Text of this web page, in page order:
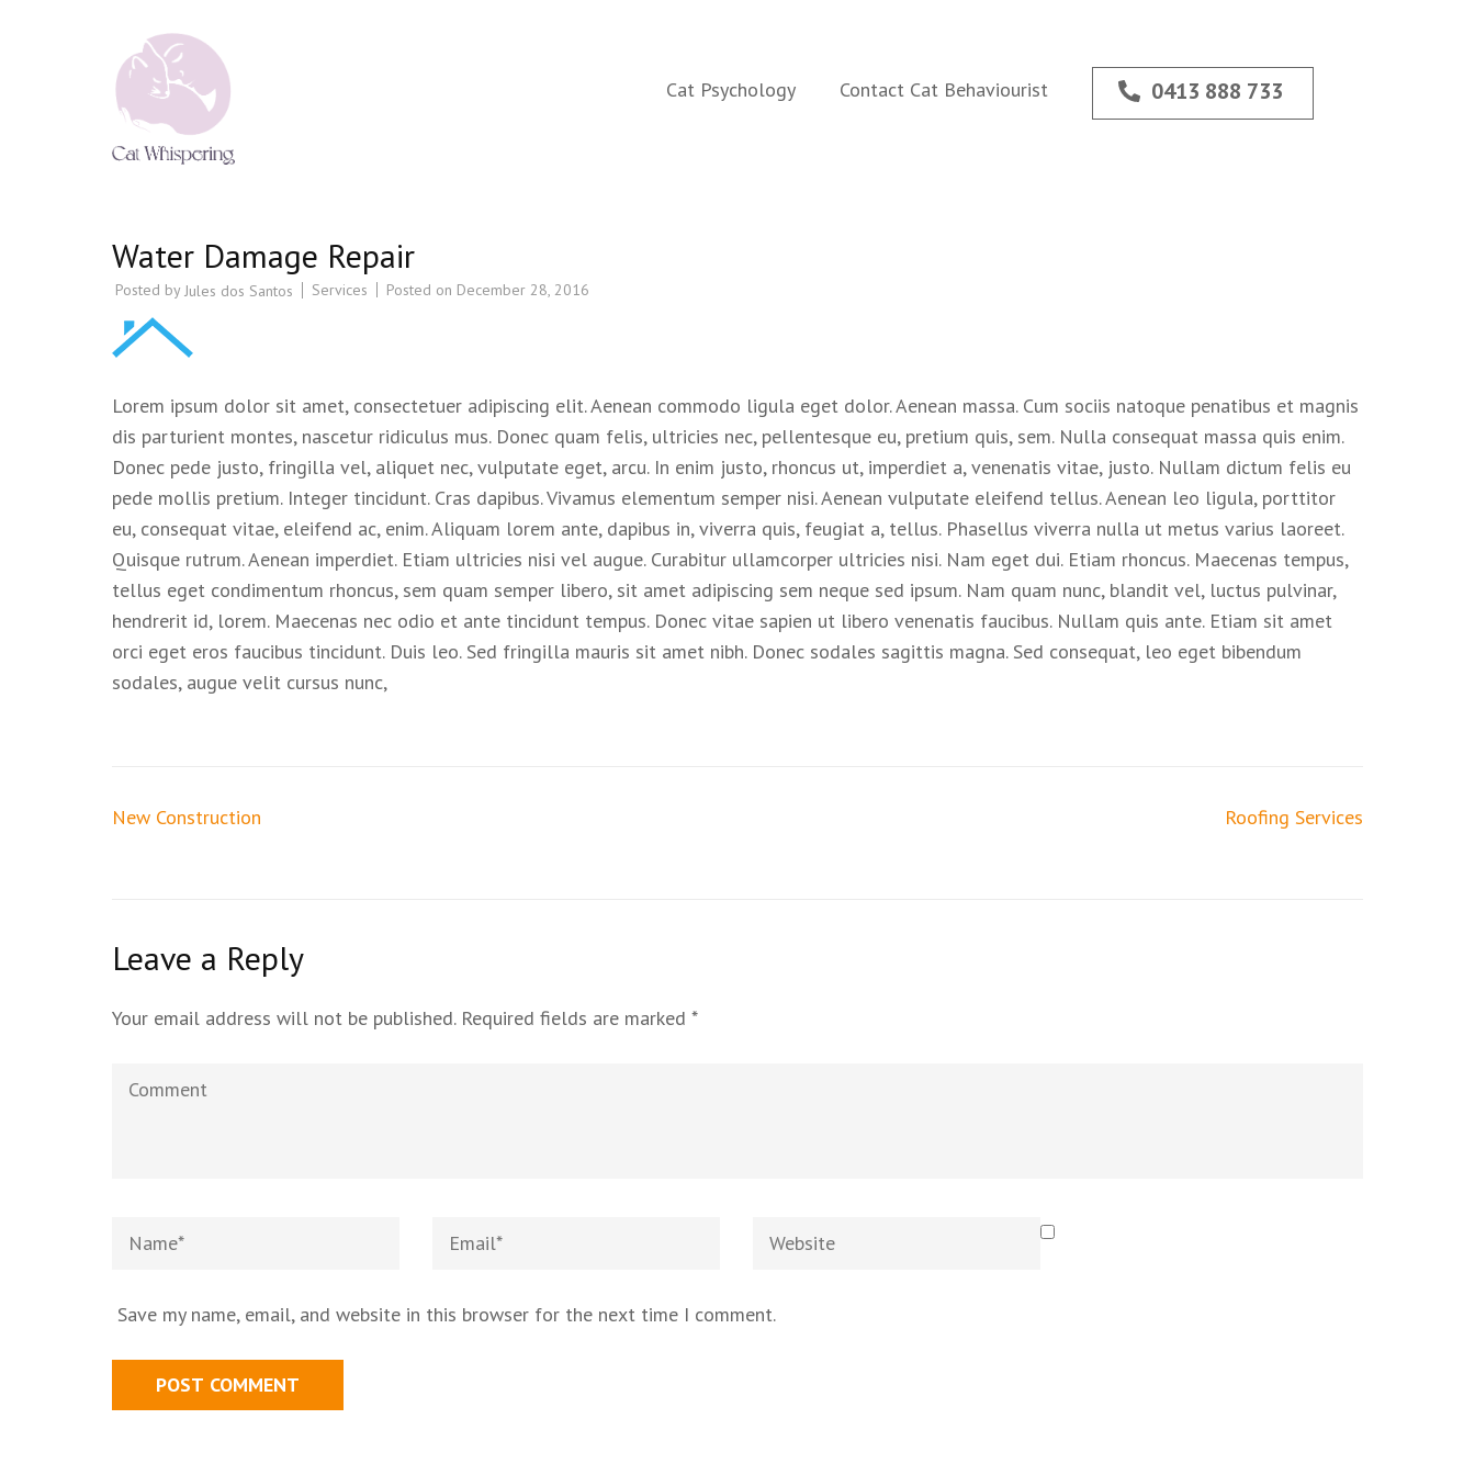
Cat Psychology Contact Cat Behaviourist 0413 888 733
Water Damage Repair
Posted by Jules dos Santos Services Posted on December 28, 2016
Lorem ipsum dolor sit amet, consectetuer adipiscing elit. Aenean commodo ligula eget dolor. Aenean massa. Cum sociis natoque penatibus et magnis
dis parturient montes, nascetur ridiculus mus. Donec quam felis, ultricies nec, pellentesque eu, pretium quis, sem. Nulla consequat massa quis enim.
Donec pede justo, fringilla vel, aliquet nec, vulputate eget, arcu. In enim justo, rhoncus ut, imperdiet a, venenatis vitae, justo. Nullam dictum felis eu
pede mollis pretium. Integer tincidunt. Cras dapibus. Vivamus elementum semper nisi. Aenean vulputate eleifend tellus. Aenean leo ligula, porttitor
eu, consequat vitae, eleifend ac, enim. Aliquam lorem ante, dapibus in, viverra quis, feugiat a, tellus. Phasellus viverra nulla ut metus varius laoreet.
Quisque rutrum. Aenean imperdiet. Etiam ultricies nisi vel augue. Curabitur ullamcorper ultricies nisi. Nam eget dui. Etiam rhoncus. Maecenas tempus,
tellus eget condimentum rhoncus, sem quam semper libero, sit amet adipiscing sem neque sed ipsum. Nam quam nunc, blandit vel, luctus pulvinar,
hendrerit id, lorem. Maecenas nec odio et ante tincidunt tempus. Donec vitae sapien ut libero venenatis faucibus. Nullam quis ante. Etiam sit amet
orci eget eros faucibus tincidunt. Duis leo. Sed fringilla mauris sit amet nibh. Donec sodales sagittis magna. Sed consequat, leo eget bibendum
sodales, augue velit cursus nunc,
New Construction Roofing Services
Leave a Reply
Your email address will not be published. Required fields are marked *
Save my name, email, and website in this browser for the next time I comment.